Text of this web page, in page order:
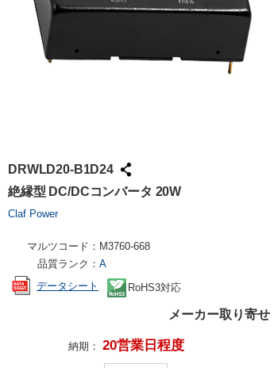
DRWLD20-B1D24
絶縁型 DC/DCコンバータ 20W
Claf Power
マルツコード： M3760-668
品質ランク： A
データシート
RoHS3対応
メーカー取り寄せ
納期： 20営業日程度